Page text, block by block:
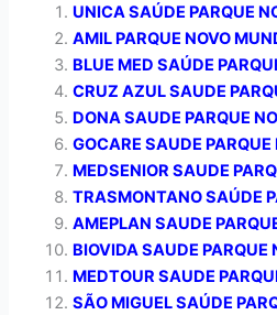
UNICA SAÚDE PARQUE
AMIL PARQUE NOVO
BLUE MED SAÚDE
CRUZ AZUL SAUDE
DONA SAUDE PARQUE
GOCARE SAUDE
MEDSENIOR SAUDE
TRASMONTANO SAÚDE
AMEPLAN SAUDE
BIOVIDA SAUDE PARQUE
MEDTOUR SAUDE
SÃO MIGUEL SAÚDE